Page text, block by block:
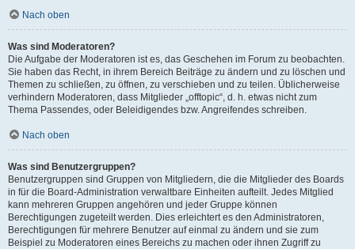
Nach oben
Was sind Moderatoren?
Die Aufgabe der Moderatoren ist es, das Geschehen im Forum zu beobachten.
Sie haben das Recht, in ihrem Bereich Beiträge zu ändern und zu löschen und
Themen zu schließen, zu öffnen, zu verschieben und zu teilen. Üblicherweise
verhindern Moderatoren, dass Mitglieder „offtopic“, d. h. etwas nicht zum
Thema Passendes, oder Beleidigendes bzw. Angreifendes schreiben.
Nach oben
Was sind Benutzergruppen?
Benutzergruppen sind Gruppen von Mitgliedern, die die Mitglieder des Boards
in für die Board-Administration verwaltbare Einheiten aufteilt. Jedes Mitglied
kann mehreren Gruppen angehören und jeder Gruppe können
Berechtigungen zugeteilt werden. Dies erleichtert es den Administratoren,
Berechtigungen für mehrere Benutzer auf einmal zu ändern und sie zum
Beispiel zu Moderatoren eines Bereichs zu machen oder ihnen Zugriff zu